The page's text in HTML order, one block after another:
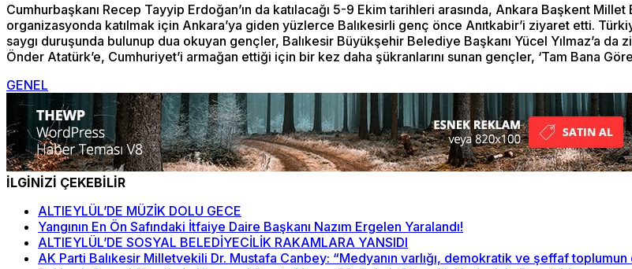
Cumhurbaşkanı Recep Tayyip Erdoğan’ın da katılacağı 5-9 Ekim tarihleri arasında, Ankara Başkent
organizasyonda katılmak için Ankara’ya giden yüzlerce Balıkesirli genç önce Anıtkabir’i ziyaret etti.
saygı duruşunda bulunup dua okuyan gençler, Balıkesir Büyükşehir Belediye Başkanı Yücel Yılmaz’a
Önder Atatürk’e, Cumhuriyet’i armağan ettiği için bir kez daha şükranlarını sunan gençler, ‘Tam Bana
GENEL
İLGİNİZİ ÇEKEBİLİR
ALTIEYLÜL’DE MÜZİK DOLU GECE
Yangının En Ön Safındaki İtfaiye Daire Başkanı Nazım Ergelen Yaralandı!
ALTIEYLÜL’DE SOSYAL BELEDİYECİLİK RAKAMLARA YANSIDI
AK Parti Balıkesir Milletvekili Dr. Mustafa Canbey: “Medyanın varlığı, demokratik ve şeffaf